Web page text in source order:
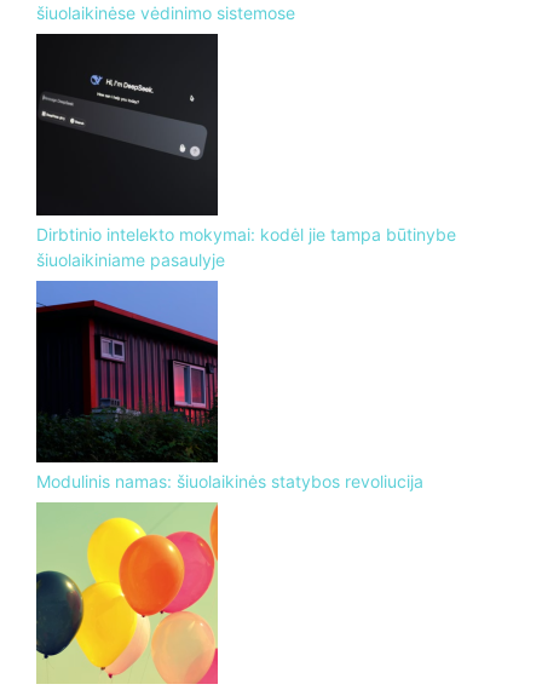
šiuolaikinėse vėdinimo sistemose
Dirbtinio intelekto mokymai: kodėl jie tampa būtinybe
šiuolaikiniame pasaulyje
Modulinis namas: šiuolaikinės statybos revoliucija